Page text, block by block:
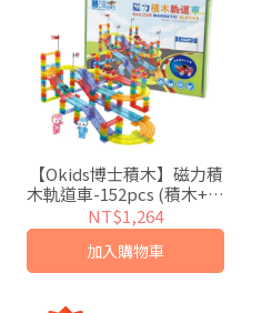
【Okids博士積木】磁力積
木軌道車-152pcs (積木+軌
道+磁力片設計) ~可以玩賽
車的磁力片！
NT$1,264
加入購物車